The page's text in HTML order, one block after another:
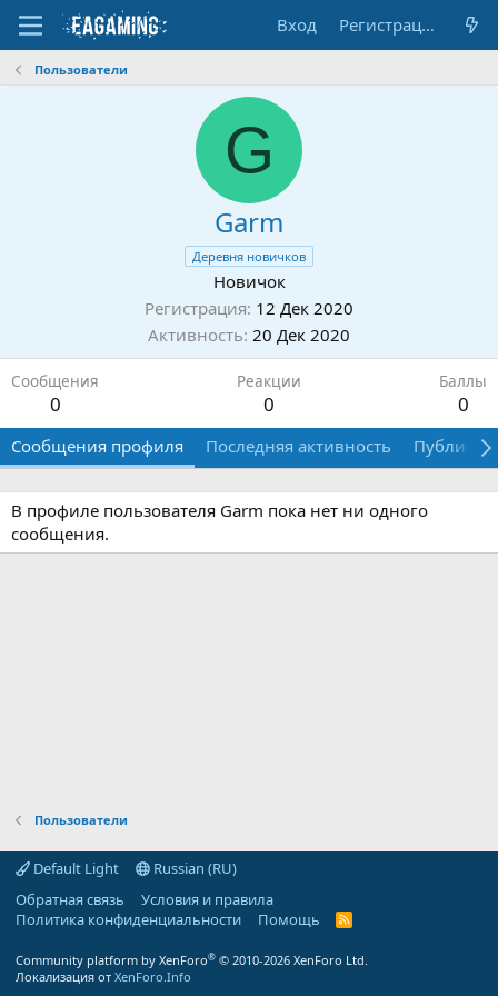
Вход Регистрация
Пользователи
G
Garm
Деревня новичков
Новичок
Регистрация 12 Дек 2020
Активность 20 Дек 2020
Сообщения
0
Реакции
0
Баллы
0
Сообщения профиля Последняя активность
В профиле пользователя Garm пока нет ни одного
сообщения.
Пользователи
Default Light
Russian (RU)
Обратная связь
Условия и правила
Политика конфиденциальности
Помощь
R
Community platform by XenForo® © 2010-2026 XenForo Ltd.
Локализация от XenForo.Info